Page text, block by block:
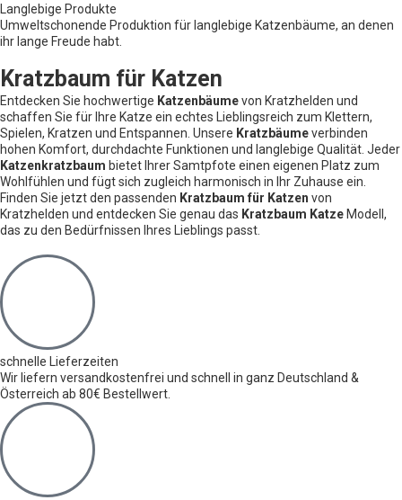
Langlebige Produkte
Umweltschonende Produktion für langlebige Katzenbäume, an denen
ihr lange Freude habt.
Kratzbaum für Katzen
Entdecken Sie hochwertige Katzenbäumevon Kratzhelden und
schaffen Sie für Ihre Katze ein echtes Lieblingsreich zum Klettern,
Spielen, Kratzen und Entspannen. Unsere Kratzbäumeverbinden
hohen Komfort, durchdachte Funktionen und langlebige Qualität. Jeder
Katzenkratzbaum bietet Ihrer Samtpfote einen eigenen Platz zum
Wohlfühlen und fügt sich zugleich harmonisch in Ihr Zuhause ein.
Finden Sie jetzt den passenden Kratzbaum für Katzen von
Kratzhelden und entdecken Sie genau das Kratzbaum KatzeModell,
das zu den Bedürfnissen Ihres Lieblings passt.
schnelle Lieferzeiten
Wir liefern versandkostenfrei und schnell in ganz Deutschland &
Österreich ab 80€ Bestellwert.